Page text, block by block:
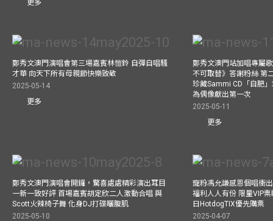
更多
鄭秀文澳門演唱會第三場嘉賓林愷鈴 自彈自唱騷
才華 向天下所有母親節快樂致敬
2025-05-14
更多
鄭秀文澳門站加唱專屬
不可取替》答謝粉絲 第
珍藏Sammi CD「自肥
為偶像獻出第一次
2025-05-11
更多
鄭秀文澳門演唱會開鑼，驚喜處處精彩演出耳目
一新一致好評 首場嘉賓胡定欣二人激動合唱 與
Scott火辣椅子舞 化身DJ打碟曬腹肌
2025-05-10
寵粉馮允謙感恩個唱衝
福利人人有份 限量VIP
日HotdogTIX優先購票
2025-04-07